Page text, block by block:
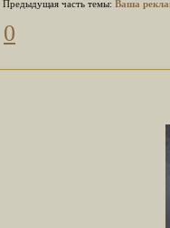
Предыдущая часть темы: Ваша
0